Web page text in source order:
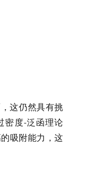
这仍然具有挑
密度-泛函理论
吸附能力，这